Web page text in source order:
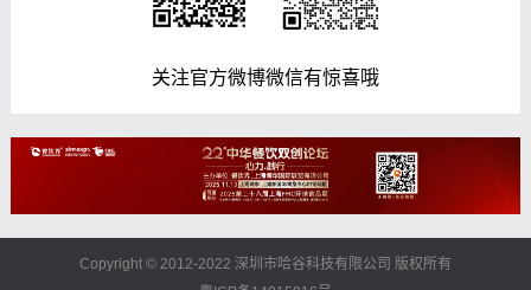
关注官方微博微信有惊喜哦
Copyright © 2012-2022 深圳市哈谷科技有限公司 版权所有